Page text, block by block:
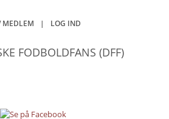
MEDLEM | LOG IND
FODBOLDFANS (DFF)